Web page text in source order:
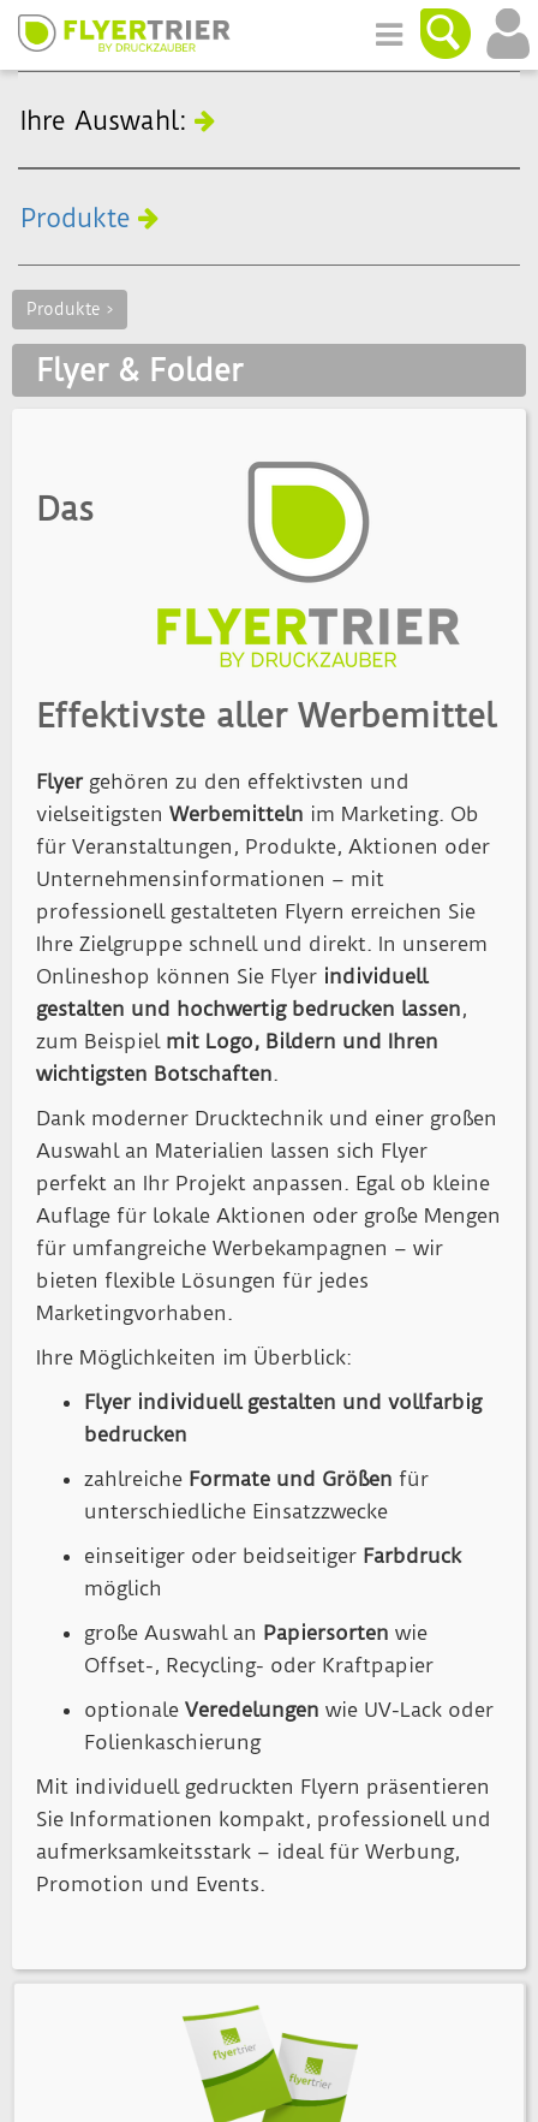
Ihre Auswahl:
Produkte
Produkte >
Flyer & Folder
Das
Effektivste aller Werbemittel
Flyergehören zu den effektivsten und
vielseitigsten Werbemitteln im Marketing. Ob
für Veranstaltungen, Produkte, Aktionen oder
Unternehmensinformationen – mit
professionell gestalteten Flyern erreichen Sie
Ihre Zielgruppe schnell und direkt. In unserem
Onlineshop können Sie Flyer individuell
gestalten und hochwertig bedrucken lassen,
zum Beispiel mit Logo, Bildern und Ihren
wichtigsten Botschaften.
Dank moderner Drucktechnik und einer großen
Auswahl an Materialien lassen sich Flyer
perfekt an Ihr Projekt anpassen. Egal ob kleine
Auflage für lokale Aktionen oder große Mengen
für umfangreiche Werbekampagnen – wir
bieten flexible Lösungen für jedes
Marketingvorhaben.
Ihre Möglichkeiten im Überblick:
Flyer individuell gestalten und vollfarbig
bedrucken
zahlreiche Formate und Größen für
unterschiedliche Einsatzzwecke
einseitiger oder beidseitiger Farbdruck
möglich
große Auswahl an Papiersorten wie
Offset-, Recycling- oder Kraftpapier
optionale Veredelungen wie UV-Lack oder
Folienkaschierung
Mit individuell gedruckten Flyern präsentieren
Sie Informationen kompakt, professionell und
aufmerksamkeitsstark – ideal für Werbung,
Promotion und Events.